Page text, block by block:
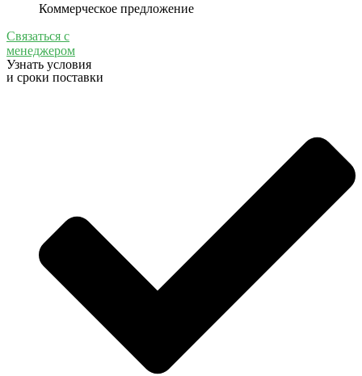
Коммерческое предложение
Связаться с
менеджером
Узнать условия
и сроки поставки